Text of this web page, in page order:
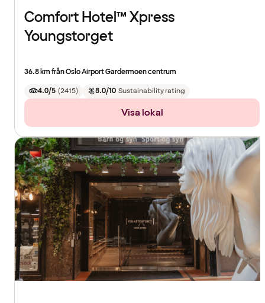
Comfort Hotel™ Xpress
Youngstorget
36.8 km från Oslo Airport Gardermoen centrum
4.0/5 (2415) 8.0/10 Sustainability rating
Visa lokal